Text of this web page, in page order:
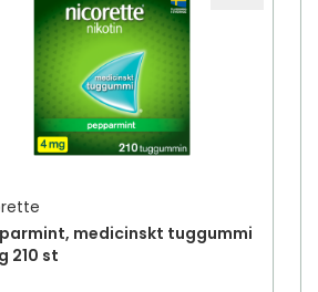
medicinskt tuggummi
210 st